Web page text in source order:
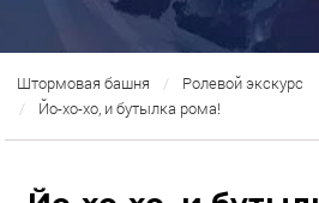
Штормовая башня
Ролевой экскурс
Йо-хо-хо, и бутылка рома!